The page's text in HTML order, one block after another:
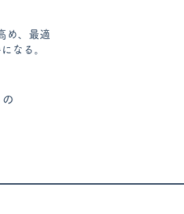
め、最適
なる。